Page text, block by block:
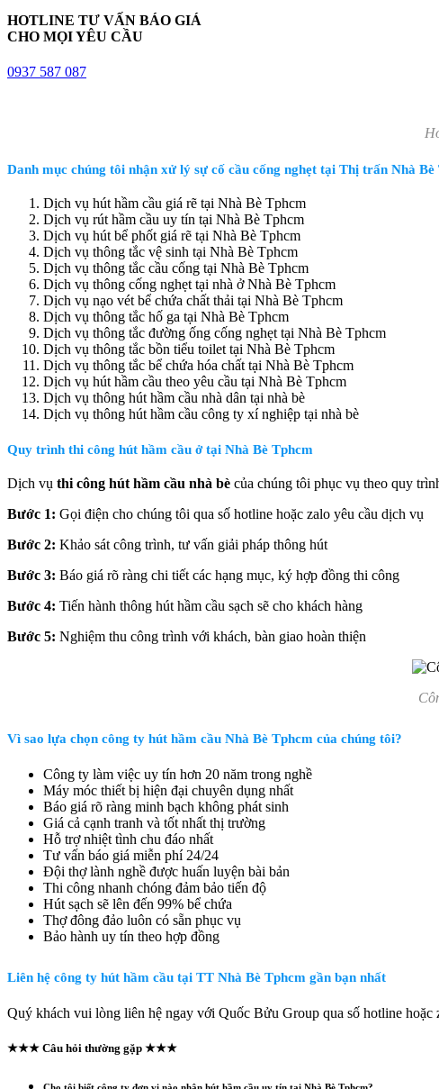
HOTLINE TƯ VẤN BÁO GIÁ
CHO MỌI YÊU CẦU
0937 587 087
Danh mục chúng tôi nhận xử lý sự cố cầu cống nghẹt tại Thị trấn Nhà Bè
Dịch vụ hút hầm cầu giá rẽ tại Nhà Bè Tphcm
Dịch vụ rút hầm cầu uy tín tại Nhà Bè Tphcm
Dịch vụ hút bể phốt giá rẽ tại Nhà Bè Tphcm
Dịch vụ thông tắc vệ sinh tại Nhà Bè Tphcm
Dịch vụ thông tắc cầu cống tại Nhà Bè Tphcm
Dịch vụ thông cống nghẹt tại nhà ở Nhà Bè Tphcm
Dịch vụ nạo vét bể chứa chất thải tại Nhà Bè Tphcm
Dịch vụ thông tắc hố ga tại Nhà Bè Tphcm
Dịch vụ thông tắc đường ống cống nghẹt tại Nhà Bè Tphcm
Dịch vụ thông tắc bồn tiểu toilet tại Nhà Bè Tphcm
Dịch vụ thông tắc bể chứa hóa chất tại Nhà Bè Tphcm
Dịch vụ hút hầm cầu theo yêu cầu tại Nhà Bè Tphcm
Dịch vụ thông hút hầm cầu nhà dân tại nhà bè
Dịch vụ thông hút hầm cầu công ty xí nghiệp tại nhà bè
Quy trình thi công hút hầm cầu ở tại Nhà Bè Tphcm
Dịch vụ thi công hút hầm cầu nhà bè của chúng tôi phục vụ theo quy
Bước 1: Gọi điện cho chúng tôi qua số hotline hoặc zalo yêu cầu dịch vụ
Bước 2: Khảo sát công trình, tư vấn giải pháp thông hút
Bước 3: Báo giá rõ ràng chi tiết các hạng mục, ký hợp đồng thi công
Bước 4: Tiến hành thông hút hầm cầu sạch sẽ cho khách hàng
Bước 5: Nghiệm thu công trình với khách, bàn giao hoàn thiện
Vì sao lựa chọn công ty hút hầm cầu Nhà Bè Tphcm của chúng tôi?
Công ty làm việc uy tín hơn 20 năm trong nghề
Máy móc thiết bị hiện đại chuyên dụng nhất
Báo giá rõ ràng minh bạch không phát sinh
Giá cả cạnh tranh và tốt nhất thị trường
Hỗ trợ nhiệt tình chu đáo nhất
Tư vấn báo giá miễn phí 24/24
Đội thợ lành nghề được huấn luyện bài bản
Thi công nhanh chóng đảm bảo tiến độ
Hút sạch sẽ lên đến 99% bể chứa
Thợ đông đảo luôn có sẵn phục vụ
Bảo hành uy tín theo hợp đồng
Liên hệ công ty hút hầm cầu tại TT Nhà Bè Tphcm gần bạn nhất
Quý khách vui lòng liên hệ ngay với Quốc Bửu Group qua số hotline
★★★ Câu hỏi thường gặp ★★★